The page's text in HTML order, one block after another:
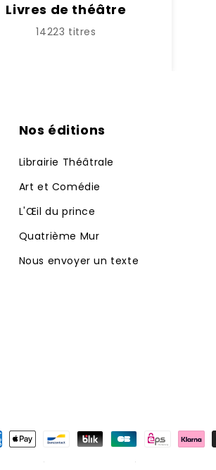
Livres de théâtre
14223 titres
Nos éditions
Librairie Théâtrale
Art et Comédie
L'Œil du prince
Quatrième Mur
Nous envoyer un texte
électronique propulsé par Shopify